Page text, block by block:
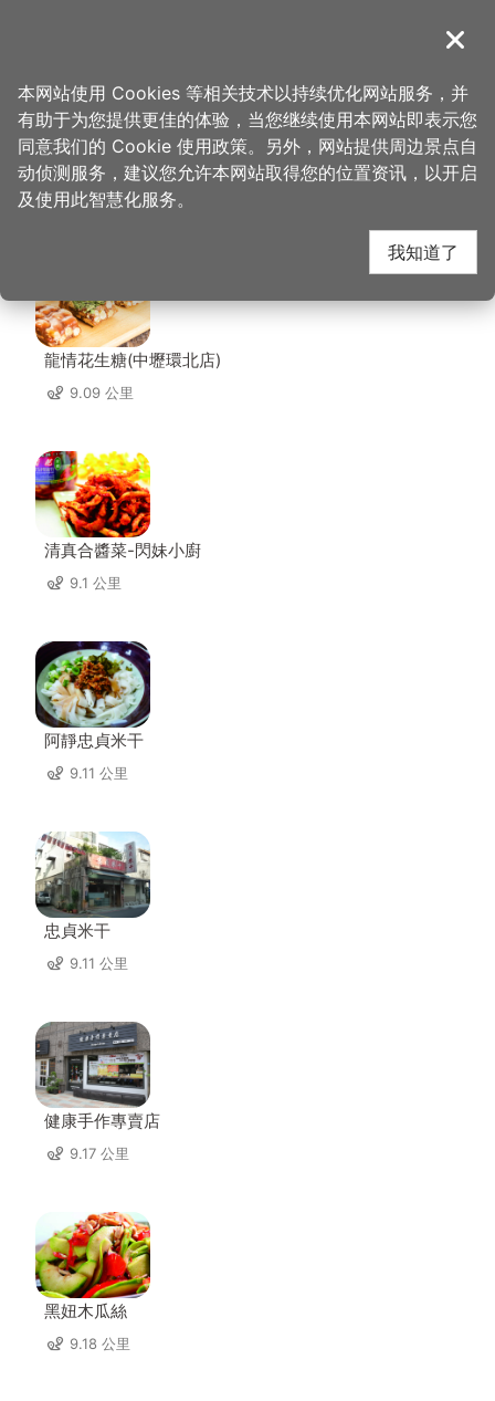
導覽
首页 > 想去的地方 > 美食、购物 > 一锋杭面食馆
一锋杭面食馆 周边店家
龍情花生糖(中壢環北店)
9.09 公里
清真合醬菜-閃妹小廚
9.1 公里
阿靜忠貞米干
9.11 公里
忠貞米干
9.11 公里
健康手作專賣店
9.17 公里
黑妞木瓜絲
9.18 公里
关闭
本网站使用 Cookies 等相关技术以持续优化网站服务，并
有助于为您提供更佳的体验，当您继续使用本网站即表示您
同意我们的 Cookie 使用政策。另外，网站提供周边景点自
动侦测服务，建议您允许本网站取得您的位置资讯，以开启
及使用此智慧化服务。
我知道了